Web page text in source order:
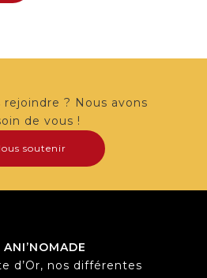
rejoindre ? Nous avons
de vous !
soutenir
d’Or, nos différentes